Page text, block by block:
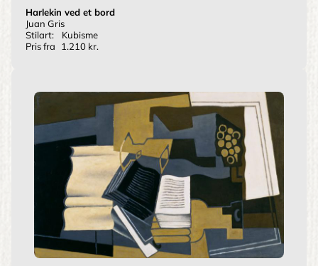
Harlekin ved et bord
Juan Gris
Stilart:
Kubisme
Pris fra
1.210 kr.